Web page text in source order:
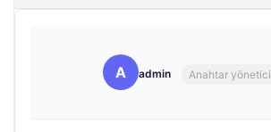
A admin Anahtar yönetici